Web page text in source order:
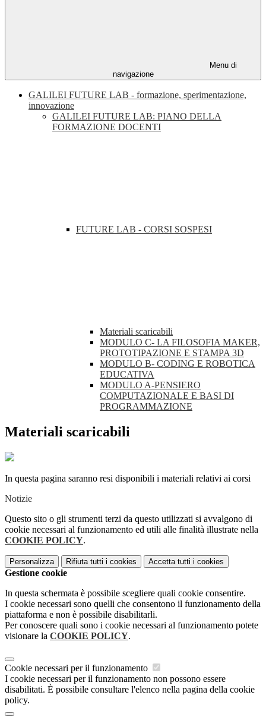
Menu di
navigazione
GALILEI FUTURE LAB - formazione, sperimentazione,
innovazione
GALILEI FUTURE LAB: PIANO DELLA
FORMAZIONE DOCENTI
FUTURE LAB - CORSI SOSPESI
Materiali scaricabili
MODULO C- LA FILOSOFIA MAKER,
PROTOTIPAZIONE E STAMPA 3D
MODULO B- CODING E ROBOTICA
EDUCATIVA
MODULO A-PENSIERO
COMPUTAZIONALE E BASI DI
PROGRAMMAZIONE
Materiali scaricabili
In questa pagina saranno resi disponibili i materiali relativi ai corsi
Notizie
Questo sito o gli strumenti terzi da questo utilizzati si avvalgono di
cookie necessari al funzionamento ed utili alle finalità illustrate nella
COOKIE POLICY.
Personalizza Rifiuta tutti i cookies Accetta tutti i cookies
Gestione cookie
In questa schermata è possibile scegliere quali cookie consentire.
I cookie necessari sono quelli che consentono il funzionamento della
piattaforma e non è possibile disabilitarli.
Per conoscere quali sono i cookie necessari al funzionamento potete
visionare la COOKIE POLICY.
Cookie necessari per il funzionamento
I cookie necessari per il funzionamento non possono essere
disabilitati. È possibile consultare l'elenco nella pagina della cookie
policy.